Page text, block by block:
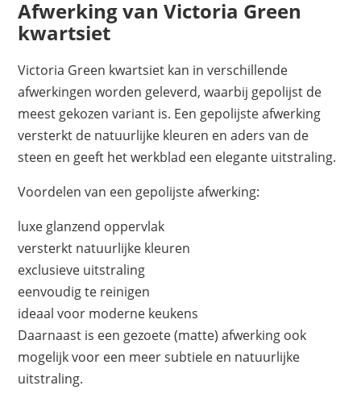
Afwerking van Victoria Green
kwartsiet
Victoria Green kwartsiet kan in verschillende
afwerkingen worden geleverd, waarbij gepolijst de
meest gekozen variant is. Een gepolijste afwerking
versterkt de natuurlijke kleuren en aders van de
steen en geeft het werkblad een elegante uitstraling.
Voordelen van een gepolijste afwerking:
luxe glanzend oppervlak
versterkt natuurlijke kleuren
exclusieve uitstraling
eenvoudig te reinigen
ideaal voor moderne keukens
Daarnaast is een gezoete (matte) afwerking ook
mogelijk voor een meer subtiele en natuurlijke
uitstraling.